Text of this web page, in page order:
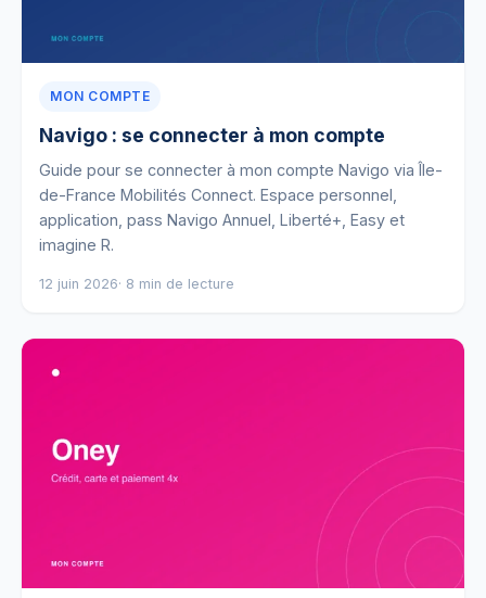
MON COMPTE
Navigo : se connecter à mon compte
Guide pour se connecter à mon compte Navigo via Île-
de-France Mobilités Connect. Espace personnel,
application, pass Navigo Annuel, Liberté+, Easy et
imagine R.
12 juin 2026· 8 min de lecture